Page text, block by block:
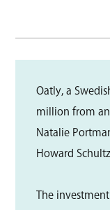
Oatly, a
million from
Natalie
Howard
The